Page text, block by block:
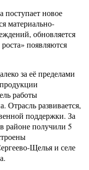
поступает новое
материально-
обновляется
появляются
за её пределами
работы
Отрасль развивается,
поддержки. За
районе получили 5
Щелья и селе